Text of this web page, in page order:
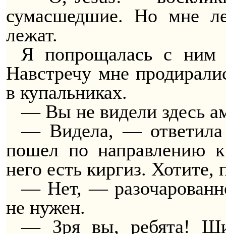
сумасшедшие. Но мне
лежат.
Я попрощалась с ним
Навстречу мне
в купальниках.
— Вы не видели здесь
— Видела, —
пошел по направлению
него есть киргиз. Хотите,
— Нет, —
не нужен.
— Зря вы, ребята!